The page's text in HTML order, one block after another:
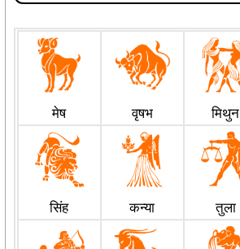
मेष वृषभ मिथुन
सिंह कन्या तुला